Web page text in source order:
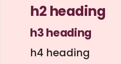
h2 heading
h3 heading
h4 heading